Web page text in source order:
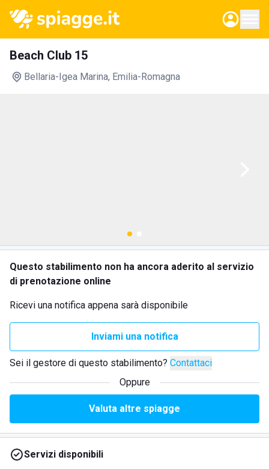
Beach Club 15
Bellaria-Igea Marina, Emilia-Romagna
Questo stabilimento non ha ancora aderito al servizio
di prenotazione online
Ricevi una notifica appena sarà disponibile
Inviami una notifica
Sei il gestore di questo stabilimento? Contattaci
Oppure
Valuta altre spiagge
Servizi disponibili